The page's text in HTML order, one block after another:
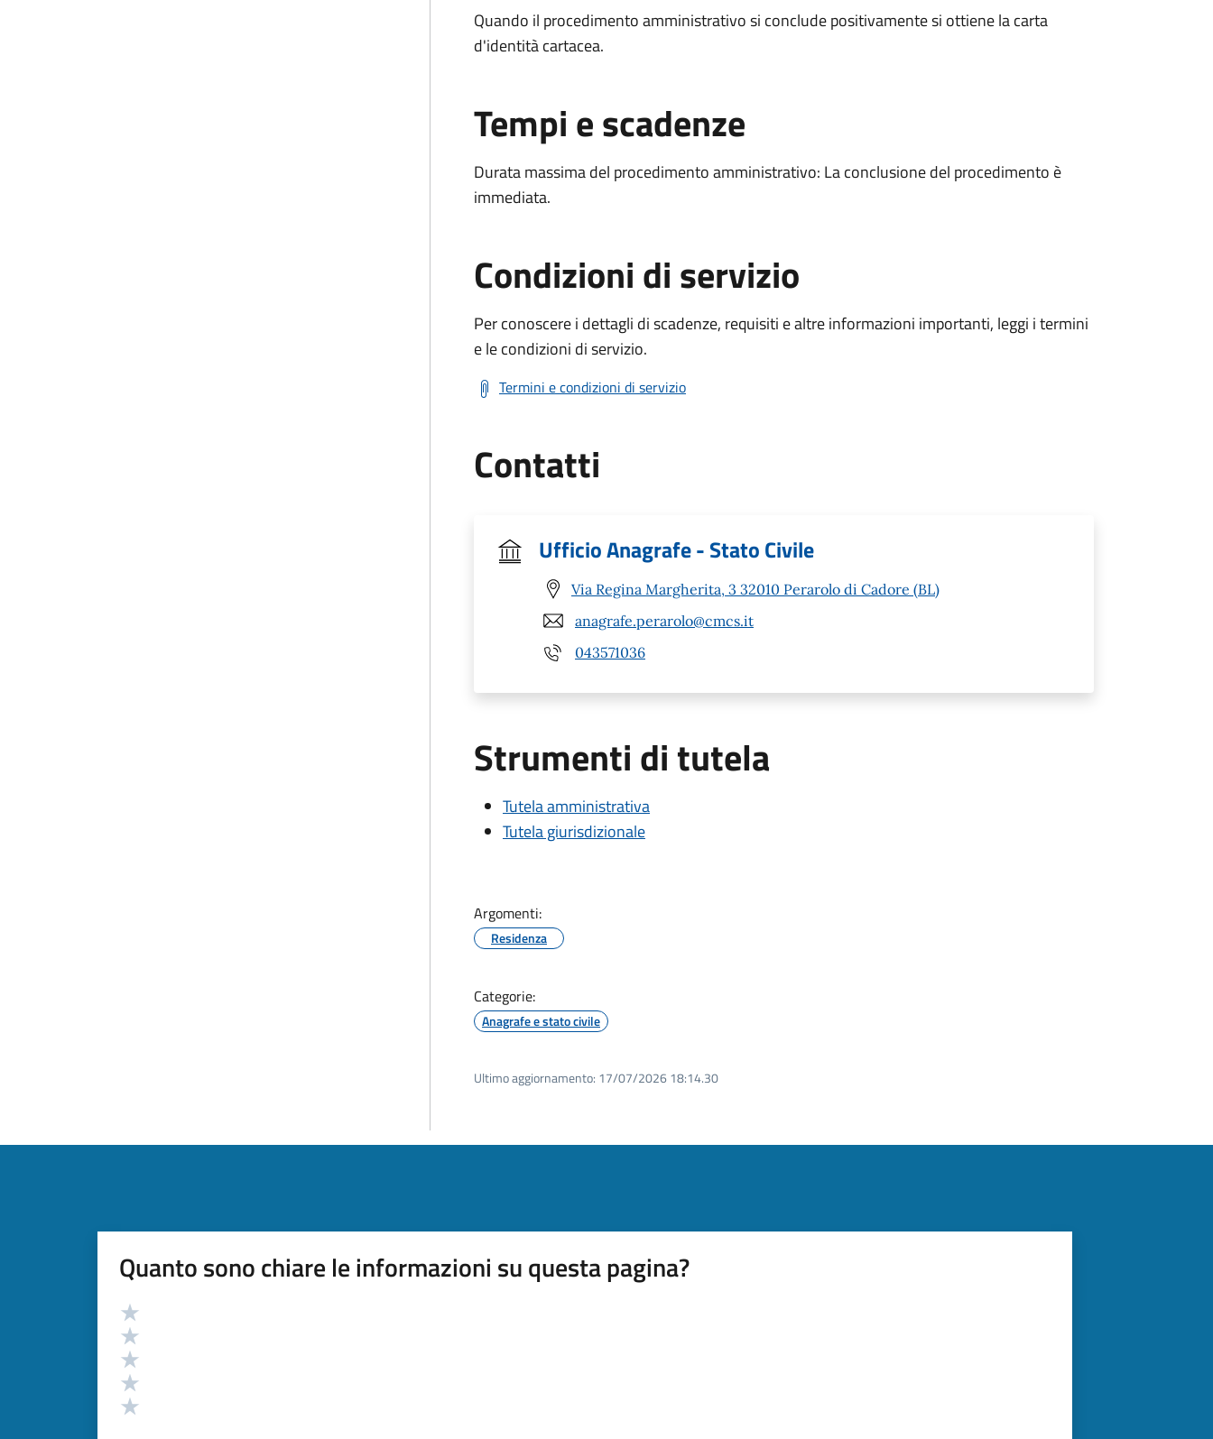
Quando il procedimento amministrativo si conclude positivamente si ottiene la carta
d'identità cartacea.
Tempi e scadenze
Durata massima del procedimento amministrativo: La conclusione del procedimento è
immediata.
Condizioni di servizio
Per conoscere i dettagli di scadenze, requisiti e altre informazioni importanti, leggi i termini
e le condizioni di servizio.
Termini e condizioni di servizio
Contatti
Ufficio Anagrafe - Stato Civile
Via Regina Margherita, 3 32010 Perarolo di Cadore (BL)
anagrafe.perarolo@cmcs.it
043571036
Strumenti di tutela
Tutela amministrativa
Tutela giurisdizionale
Argomenti:
Residenza
Categorie:
Anagrafe e stato civile
Ultimo aggiornamento: 17/07/2026 18:14.30
Quanto sono chiare le informazioni su questa pagina?
Valutazione